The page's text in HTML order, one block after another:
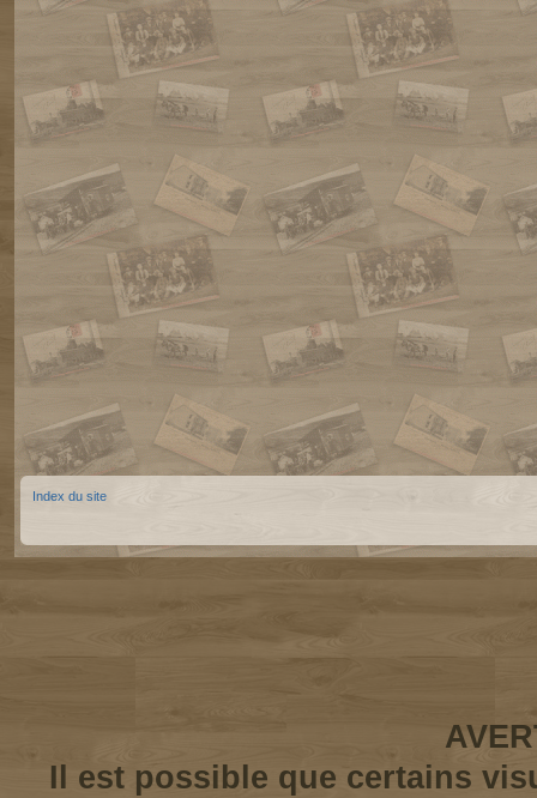
Index du site
Il est possible que certains